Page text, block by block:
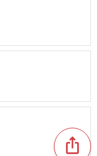
ios_share